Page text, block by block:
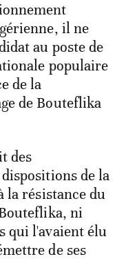
il ne
au poste de
populaire
de la
de Bouteflika
des
de la
la résistance du
ni
qui l'avaient élu
de ses